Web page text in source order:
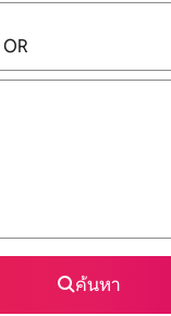
ใช้การสัมผัสหรือปัด เพื่อ
ค้นหา